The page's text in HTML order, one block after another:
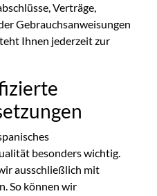
Verträge,
Gebrauchsanweisungen
Ihnen jederzeit zur
besonders wichtig.
ausschließlich mit
So können wir